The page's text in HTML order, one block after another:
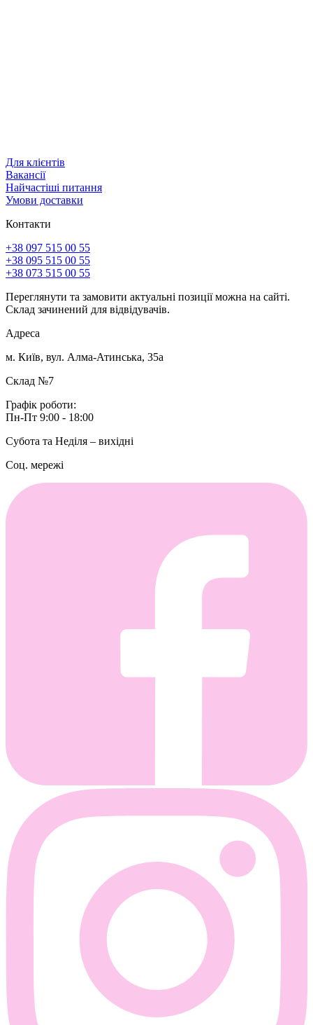
Для клієнтів
Вакансії
Найчастіші питання
Умови доставки
Контакти
+38 097 515 00 55
+38 095 515 00 55
+38 073 515 00 55
Переглянути та замовити актуальні позиції можна на сайті.
Склад зачинений для відвідувачів.
Адреса
м. Київ, вул. Алма-Атинська, 35а
Склад №7
Графік роботи:
Пн-Пт 9:00 - 18:00
Субота та Неділя – вихідні
Соц. мережі